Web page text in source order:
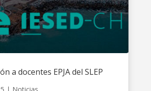
a docentes EPJA del SLEP